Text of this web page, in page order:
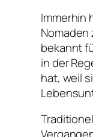
Immerhin
bekannt
in der
hat, weil